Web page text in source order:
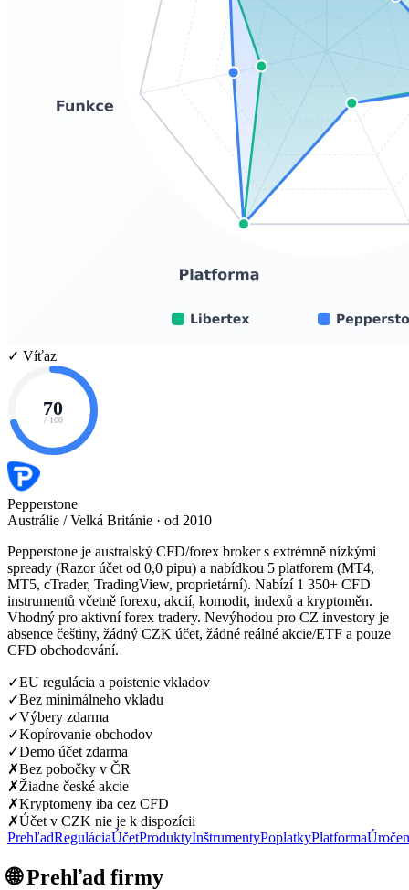
✓ Víťaz
70
/ 100
Pepperstone
Austrálie / Velká Británie · od 2010
Pepperstone je australský CFD/forex broker s extrémně nízkými
spready (Razor účet od 0,0 pipu) a nabídkou 5 platforem (MT4,
MT5, cTrader, TradingView, proprietární). Nabízí 1 350+ CFD
instrumentů včetně forexu, akcií, komodit, indexů a kryptoměn.
Vhodný pro aktivní forex tradery. Nevýhodou pro CZ investory je
absence češtiny, žádný CZK účet, žádné reálné akcie/ETF a pouze
CFD obchodování.
✓EU regulácia a poistenie vkladov
✓Bez minimálneho vkladu
✓Výbery zdarma
✓Kopírovanie obchodov
✓Demo účet zdarma
✗Bez pobočky v ČR
✗Žiadne české akcie
✗Kryptomeny iba cez CFD
✗Účet v CZK nie je k dispozícii
PrehľadReguláciaÚčetProduktyInštrumentyPoplatkyPlatforma
🌐 Prehľad firmy